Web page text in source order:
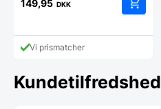
149,95 DKK
Vi prismatcher
Kundetilfredshed